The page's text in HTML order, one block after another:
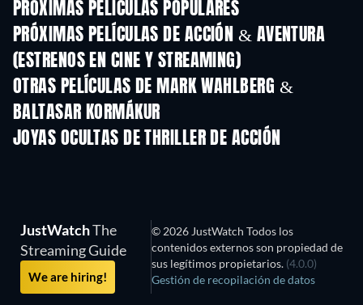
PRÓXIMAS PELÍCULAS POPULARES
PRÓXIMAS PELÍCULAS DE ACCIÓN & AVENTURA
(ESTRENOS EN CINE Y STREAMING)
OTRAS PELÍCULAS DE MARK WAHLBERG &
BALTASAR KORMÁKUR
JOYAS OCULTAS DE THRILLER DE ACCIÓN
JustWatchThe
Streaming Guide
We are hiring!
© 2026 JustWatch Todos los
contenidos externos son propiedad de
sus legítimos propietarios. (4.0.0)
Gestión de recopilación de datos